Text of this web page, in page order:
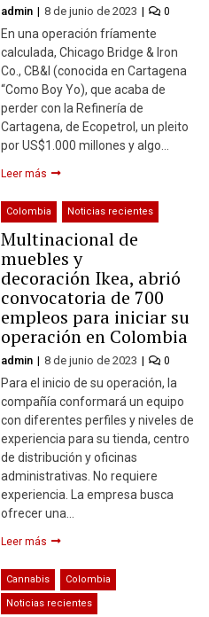
admin 8 de junio de 2023 0
En una operación fríamente
calculada, Chicago Bridge & Iron
Co., CB&I (conocida en Cartagena
“Como Boy Yo), que acaba de
perder con la Refinería de
Cartagena, de Ecopetrol, un pleito
por US$1.000 millones y algo…
Leer más
Colombia Noticias recientes
Multinacional de
muebles y
decoración Ikea, abrió
convocatoria de 700
empleos para iniciar su
operación en Colombia
admin 8 de junio de 2023 0
Para el inicio de su operación, la
compañía conformará un equipo
con diferentes perfiles y niveles de
experiencia para su tienda, centro
de distribución y oficinas
administrativas. No requiere
experiencia. La empresa busca
ofrecer una…
Leer más
Cannabis Colombia
Noticias recientes